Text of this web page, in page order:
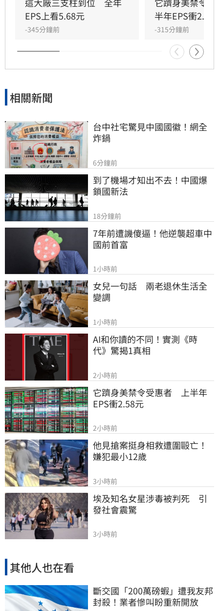
貨占比提升，達發毛利率維持在50%以上水準。
展望後市，隨著50G PAM4 DSP下半年放量及成
功打入北美CSP供應鏈，光通訊業務將成為成長
核心引擎。法人樂觀預估，達發今明兩年獲利動
能強勁，2026年與2027年EPS有望分別挑戰
19.65元及27.12元，長期營運成長潛力備受市場
這大廠三支柱到位　全年
EPS上看5.68元
-345分鐘前
它躋身美禁令
半年EPS衝2.58
-315分鐘前
相關新聞
台中社宅驚見中國國徽！網全
炸鍋
6分鐘前
到了機場才知出不去！中國爆
鎖國新法
18分鐘前
7年前遭譏傻逼！他逆襲超車中
國前首富
1小時前
女兒一句話　兩老退休生活全
變調
1小時前
AI和你讀的不同！實測《時
代》驚揭1真相
2小時前
它躋身美禁令受惠者　上半年
EPS衝2.58元
2小時前
他見搶案挺身相救遭圍毆亡！
嫌犯最小12歲
3小時前
埃及知名女星涉毒被判死　引
發社會震驚
3小時前
其他人也在看
斷交國「200萬磅蝦」遭我友邦
封殺！業者慘叫盼重新開放